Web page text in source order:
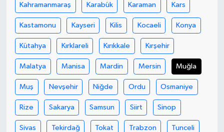
Kahramanmaraş Karabük Karaman Kars
Kastamonu Kayseri Kilis Kocaeli Konya
Kütahya Kırklareli Kırıkkale Kırşehir
Malatya Manisa Mardin Mersin Muğla
Muş Nevşehir Niğde Ordu Osmaniye
Rize Sakarya Samsun Siirt Sinop
Sivas Tekirdağ Tokat Trabzon Tunceli